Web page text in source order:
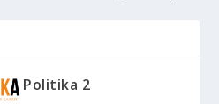
Politika 2